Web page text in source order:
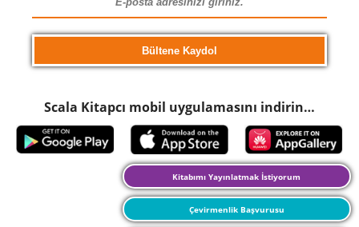
Scala Kitapcı mobil uygulamasını indirin…
Kitabımı Yayınlatmak İstiyorum
Çevirmenlik Başvurusu